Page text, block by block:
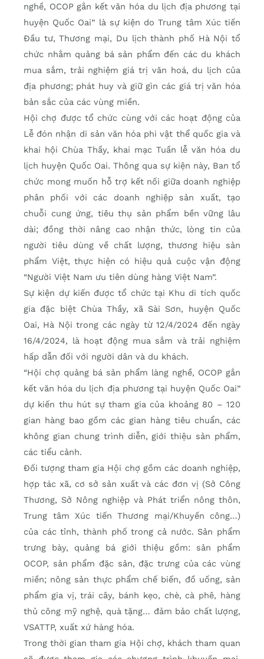
nghề, OCOP gắn kết văn hóa du lịch địa phương tại
huyện Quốc Oai” là sự kiện do Trung tâm Xúc tiến
Đầu tư, Thương mại, Du lịch thành phố Hà Nội tổ
chức nhằm quảng bá sản phẩm đến các du khách
mua sắm, trải nghiệm giá trị văn hoá, du lịch của
địa phương; phát huy và giữ gìn các giá trị văn hóa
bản sắc của các vùng miền.
Hội chợ được tổ chức cùng với các hoạt động của
Lễ đón nhận di sản văn hóa phi vật thể quốc gia và
khai hội Chùa Thầy, khai mạc Tuần lễ văn hóa du
lịch huyện Quốc Oai. Thông qua sự kiện này, Ban tổ
chức mong muốn hỗ trợ kết nối giữa doanh nghiệp
phân phối với các doanh nghiệp sản xuất, tạo
chuỗi cung ứng, tiêu thụ sản phẩm bền vững lâu
dài; đồng thời nâng cao nhận thức, lòng tin của
người tiêu dùng về chất lượng, thương hiệu sản
phẩm Việt, thực hiện có hiệu quả cuộc vận động
“Người Việt Nam ưu tiên dùng hàng Việt Nam”.
Sự kiện dự kiến được tổ chức tại Khu di tích quốc
gia đặc biệt Chùa Thầy, xã Sài Sơn, huyện Quốc
Oai, Hà Nội trong các ngày từ 12/4/2024 đến ngày
16/4/2024, là hoạt động mua sắm và trải nghiệm
hấp dẫn đối với người dân và du khách.
“Hội chợ quảng bá sản phẩm làng nghề, OCOP gắn
kết văn hóa du lịch địa phương tại huyện Quốc Oai”
dự kiến thu hút sự tham gia của khoảng 80 – 120
gian hàng bao gồm các gian hàng tiêu chuẩn, các
không gian chung trình diễn, giới thiệu sản phẩm,
các tiểu cảnh.
Đối tượng tham gia Hội chợ gồm các doanh nghiệp,
hợp tác xã, cơ sở sản xuất và các đơn vị (Sở Công
Thương, Sở Nông nghiệp và Phát triển nông thôn,
Trung tâm Xúc tiến Thương mại/Khuyến công…)
của các tỉnh, thành phố trong cả nước. Sản phẩm
trưng bày, quảng bá giới thiệu gồm: sản phẩm
OCOP, sản phẩm đặc sản, đặc trưng của các vùng
miền; nông sản thực phẩm chế biến, đồ uống, sản
phẩm gia vị, trái cây, bánh kẹo, chè, cà phê, hàng
thủ công mỹ nghệ, quà tặng… đảm bảo chất lượng,
VSATTP, xuất xứ hàng hóa.
Trong thời gian tham gia Hội chợ, khách tham quan